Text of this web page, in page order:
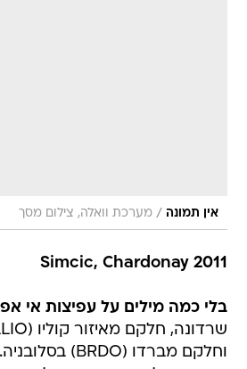
אין תמונה / מערכת וואלה, צילום מסך
Simcic, Chardonay 2011
בלי כמה מילים על עפיצות אי